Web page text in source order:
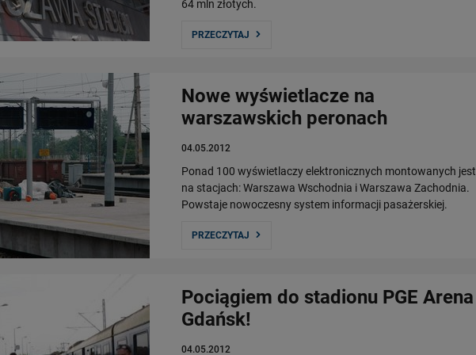
64 mln złotych.
PRZECZYTAJ
Nowe wyświetlacze na
warszawskich peronach
04.05.2012
Ponad 100 wyświetlaczy elektronicznych montowanych jest
na stacjach: Warszawa Wschodnia i Warszawa Zachodnia.
Powstaje nowoczesny system informacji pasażerskiej.
PRZECZYTAJ
Pociągiem do stadionu PGE Arena
Gdańsk!
04.05.2012